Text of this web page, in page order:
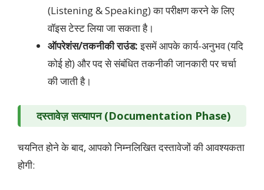
(Listening & Speaking) का परीक्षण करने के लिए
वॉइस टेस्ट लिया जा सकता है।
ऑपरेशंस/तकनीकी राउंड:इसमें आपके कार्य-अनुभव (यदि
कोई हो) और पद से संबंधित तकनीकी जानकारी पर चर्चा
की जाती है।
दस्तावेज़ सत्यापन (Documentation Phase)
चयनित होने के बाद, आपको निम्नलिखित दस्तावेजों की आवश्यकता
होगी: